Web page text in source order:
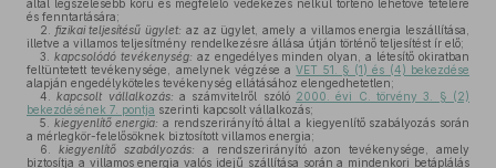
által legszélesebb körű és megfelelő védekezés nélkül történő lehetővé tételére
és fenntartására;
2.
fizikai teljesítésű ügylet: az az ügylet, amely a villamos energia leszállítása,
illetve a villamos teljesítmény rendelkezésre állása útján történő teljesítést ír elő;
3.
kapcsolódó tevékenység: az engedélyes minden olyan, a létesítő okiratban
feltüntetett tevékenysége, amelynek végzése aVET 51. § (1) és (4) bekezdése
alapján engedélyköteles tevékenység ellátásához elengedhetetlen;
4.
kapcsolt vállalkozás:a számvitelről szóló 2000. évi C. törvény 3. § (2)
bekezdésének 7. pontja szerinti kapcsolt vállalkozás;
5.
kiegyenlítő energia:a rendszerirányító által a kiegyenlítő szabályozás során
a mérlegkör-felelősöknek biztosított villamos energia;
6.
kiegyenlítő szabályozás: a rendszerirányító azon tevékenysége, amely
biztosítja a villamos energia valós idejű szállítása során a mindenkori betáplálás